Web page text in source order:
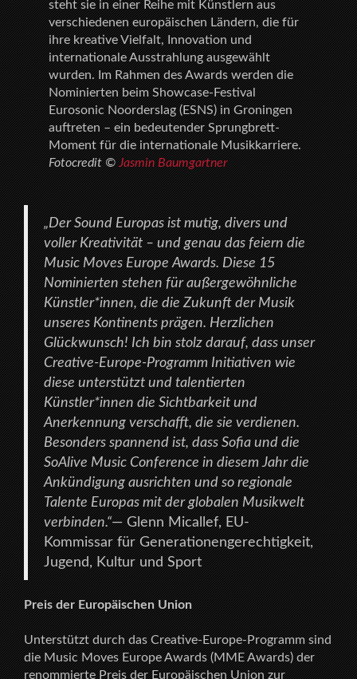
steht sie in einer Reihe mit Künstlern aus
verschiedenen europäischen Ländern, die für
ihre kreative Vielfalt, Innovation und
internationale Ausstrahlung ausgewählt
wurden. Im Rahmen des Awards werden die
Nominierten beim Showcase-Festival
Eurosonic Noorderslag (ESNS) in Groningen
auftreten – ein bedeutender Sprungbrett-
Moment für die internationale Musikkarriere.
Fotocredit ©Jasmin Baumgartner
„Der Sound Europas ist mutig, divers und
voller Kreativität – und genau das feiern die
Music Moves Europe Awards. Diese 15
Nominierten stehen für außergewöhnliche
Künstler*innen, die die Zukunft der Musik
unseres Kontinents prägen. Herzlichen
Glückwunsch! Ich bin stolz darauf, dass unser
Creative-Europe-Programm Initiativen wie
diese unterstützt und talentierten
Künstler*innen die Sichtbarkeit und
Anerkennung verschafft, die sie verdienen.
Besonders spannend ist, dass Sofia und die
SoAlive Music Conference in diesem Jahr die
Ankündigung ausrichten und so regionale
Talente Europas mit der globalen Musikwelt
verbinden.“— Glenn Micallef, EU-
Kommissar für Generationengerechtigkeit,
Jugend, Kultur und Sport
Preis der Europäischen Union
Unterstützt durch das Creative-Europe-Programm sind
die Music Moves Europe Awards (MME Awards) der
renommierte Preis der Europäischen Union zur